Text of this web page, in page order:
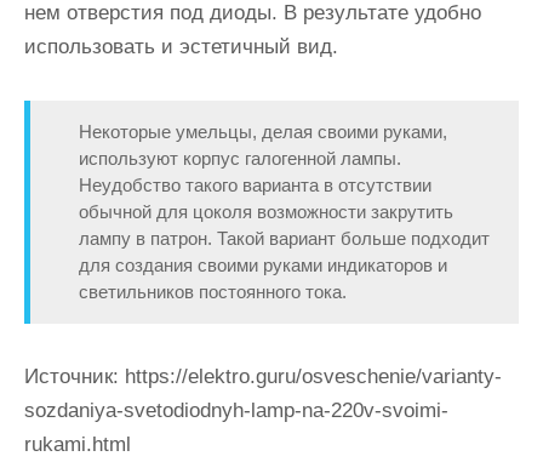
нем отверстия под диоды. В результате удобно
использовать и эстетичный вид.
Некоторые умельцы, делая своими руками,
используют корпус галогенной лампы.
Неудобство такого варианта в отсутствии
обычной для цоколя возможности закрутить
лампу в патрон. Такой вариант больше подходит
для создания своими руками индикаторов и
светильников постоянного тока.
Источник: https://elektro.guru/osveschenie/varianty-
sozdaniya-svetodiodnyh-lamp-na-220v-svoimi-
rukami.html